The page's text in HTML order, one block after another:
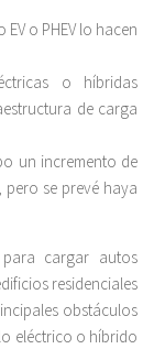
o PHEV lo hacen
o híbridas
de carga
un incremento de
se prevé haya
cargar autos
residenciales
obstáculos
eléctrico o híbrido